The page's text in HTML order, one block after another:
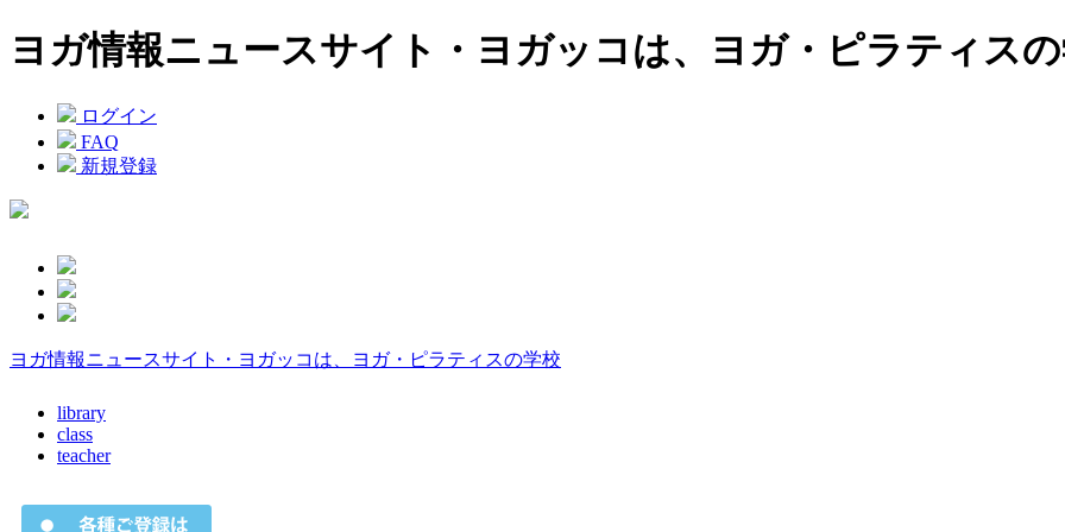
ヨガ情報ニュースサイト・ヨガッコは、ヨガ・ピラティス
ログイン
FAQ
新規登録
ヨガ情報ニュースサイト・ヨガッコは、ヨガ・ピラティスの学校
library
class
teacher